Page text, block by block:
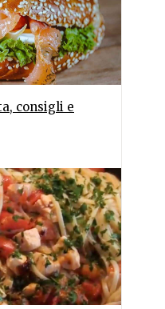
consigli e